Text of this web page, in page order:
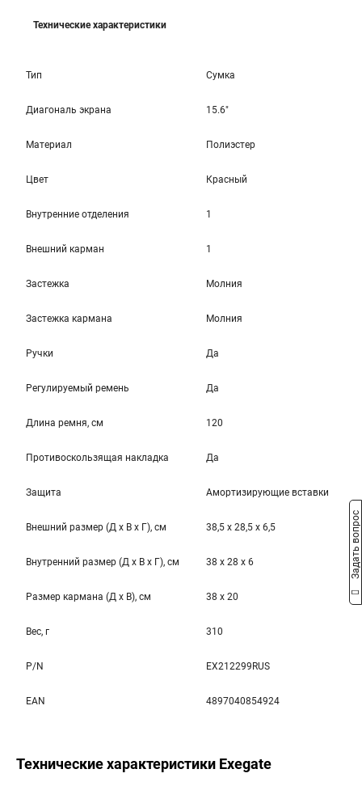
Технические характеристики
Тип Сумка
Диагональ экрана 15.6"
Материал Полиэстер
Цвет Красный
Внутренние отделения 1
Внешний карман 1
Застежка Молния
Застежка кармана Молния
Ручки Да
Регулируемый ремень Да
Длина ремня, см 120
Противоскользящая накладка Да
Защита Амортизирующие вставки
Внешний размер (Д x В x Г), см 38,5 x 28,5 x 6,5
Внутренний размер (Д x В x Г), см 38 x 28 x 6
Размер кармана (Д x В), см 38 x 20
Вес, г 310
P/N EX212299RUS
EAN 4897040854924
Технические характеристики Exegate
Задать вопрос